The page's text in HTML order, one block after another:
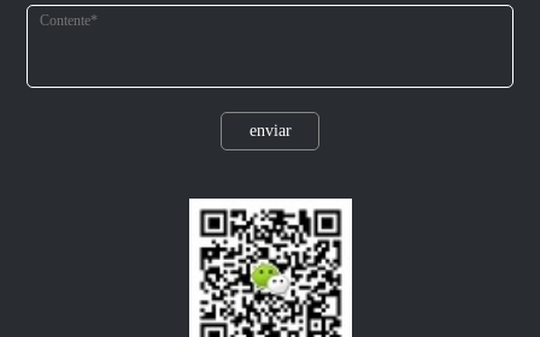
enviar